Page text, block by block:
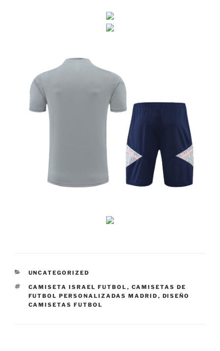
CATEGORÍAS
UNCATEGORIZED
ETIQUETAS
CAMISETA ISRAEL FUTBOL , CAMISETAS DE
FUTBOL PERSONALIZADAS MADRID , DISEÑO
CAMISETAS FUTBOL